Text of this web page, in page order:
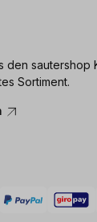
den sautershop
Sortiment.